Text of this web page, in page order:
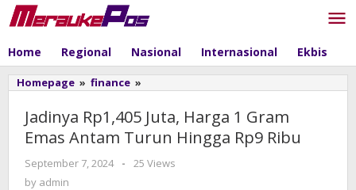
Skip
to
Home Regional Nasional Internasional Ekbis
Homepage » finance »
Juta,
Harga
1
Gram
Jadinya Rp1,405 Juta, Harga 1 Gram
Emas Antam Turun Hingga Rp9 Ribu
September 7, 2024
by
-
25 Views
by admin